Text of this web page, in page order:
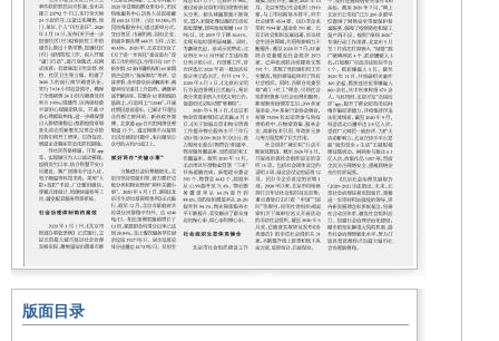
版面目录